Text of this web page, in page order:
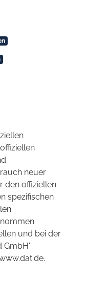
neuer
den offiziellen
spezifischen
und bei der
GmbH'